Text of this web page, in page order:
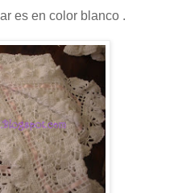
es en color blanco .